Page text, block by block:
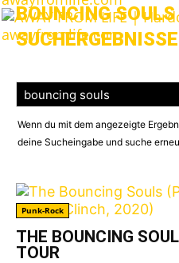
BOUNCING SOULS
SUCHERGEBNISSE
Wenn du mit dem angezeigte
deine Sucheingabe und suche
Punk-Rock
THE BOUNCING
TOUR